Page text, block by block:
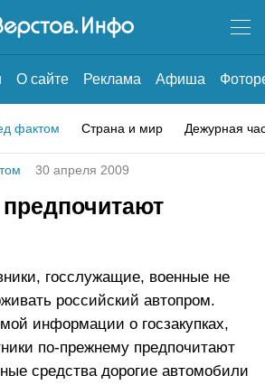
О сайте Реклама Афиша
фактом Страна и мир Дежурная
30 апреля 2009
госслужащие, военные не
российский автопром.
информации о госзакупках,
по-прежнему предпочитают
средства дорогие автомобили